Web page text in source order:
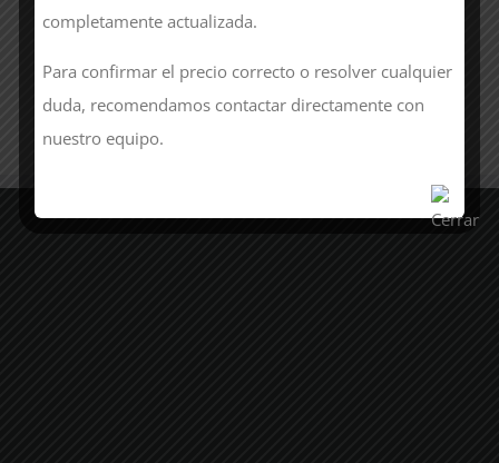
completamente actualizada.
Para confirmar el precio correcto o resolver cualquier
duda, recomendamos contactar directamente con
nuestro equipo.